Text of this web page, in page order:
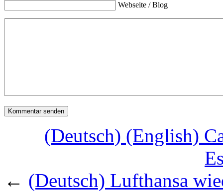
Webseite / Blog
(Deutsch) (English)
← (Deutsch) Lufthansa